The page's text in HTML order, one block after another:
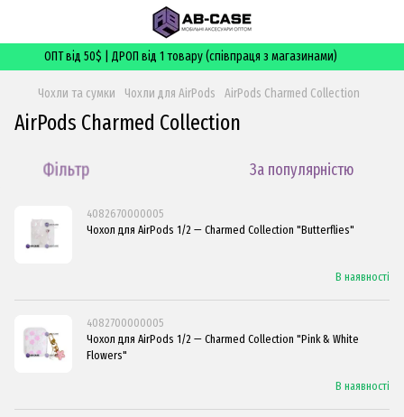
ОПТ від 50$ | ДРОП від 1 товару (співпраця з магазинами)
Чохли та сумки Чохли для AirPods AirPods Charmed Collection
AirPods Charmed Collection
Фільтр За популярністю
4082670000005
Чохол для AirPods 1/2 — Charmed Collection "Butterflies"
В наявності
4082700000005
Чохол для AirPods 1/2 — Charmed Collection "Pink & White
Flowers"
В наявності